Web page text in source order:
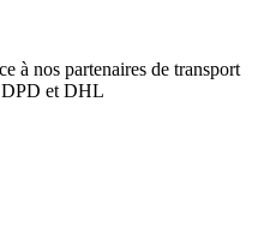
à nos partenaires de transport
DPD et DHL